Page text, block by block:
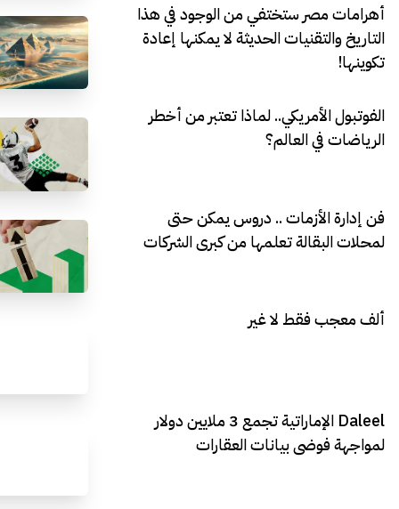
أهرامات مصر ستختفي من الوجود في هذا
التاريخ والتقنيات الحديثة لا يمكنها إعادة
تكوينها!
الفوتبول الأمريكي.. لماذا تعتبر من أخطر
الرياضات في العالم؟
فن إدارة الأزمات .. دروس يمكن حتى
لمحلات البقالة تعلمها من كبرى الشركات
ألف معجب فقط لا غير
Daleel الإماراتية تجمع 3 ملايين دولار
لمواجهة فوضى بيانات العقارات